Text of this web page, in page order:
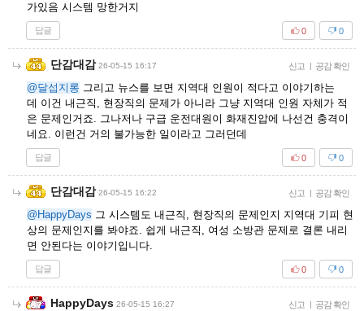
가있음 시스템 망한거지
답글 0
0
단감대감 26-05-15 16:17 신고 | 공감 확인
@달섭지롱 그리고 뉴스를 보면 지역대 인원이 적다고 이야기하는
데 이건 내근직, 현장직의 문제가 아니라 그냥 지역대 인원 자체가 적
은 문제인거죠. 그나저나 구급 운전대원이 화재진압에 나선건 충격이
네요. 이런건 거의 불가능한 일이라고 그러던데
답글 0
0
단감대감 26-05-15 16:22 신고 | 공감 확인
@HappyDays 그 시스템도 내근직, 현장직의 문제인지 지역대 기피 현
상의 문제인지를 봐야죠. 쉽게 내근직, 여성 소방관 문제로 결론 내리
면 안된다는 이야기입니다.
답글 0
0
HappyDays 26-05-15 16:27 신고 | 공감 확인